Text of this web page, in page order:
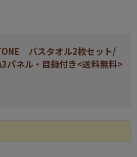
バスタオル2枚セット/
パネル・目録付き<送料無料>